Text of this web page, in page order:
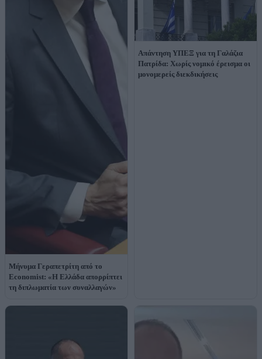
Μήνυμα Γεραπετρίτη από το
Economist: «Η Ελλάδα απορρίπτει
τη διπλωματία των συναλλαγών»
Απάντηση ΥΠΕΞ για τη Γαλάζια
Πατρίδα: Χωρίς νομικό έρεισμα οι
μονομερείς διεκδικήσεις